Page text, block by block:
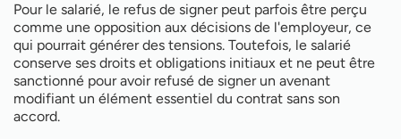
Pour le salarié, le refus de signer peut parfois être perçu
comme une opposition aux décisions de l'employeur, ce
qui pourrait générer des tensions. Toutefois, le salarié
conserve ses droits et obligations initiaux et ne peut être
sanctionné pour avoir refusé de signer un avenant
modifiant un élément essentiel du contrat sans son
accord.